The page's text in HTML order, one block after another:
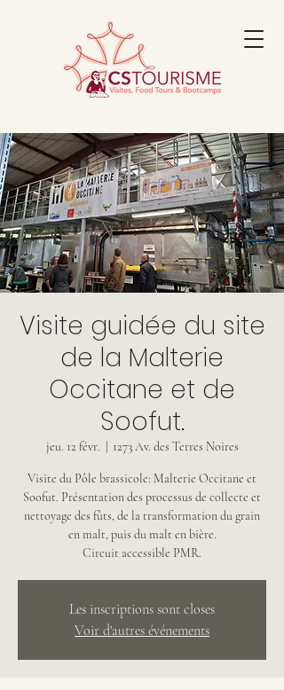
Visite guidée du site
de la Malterie
Occitane et de
Soofut.
jeu. 12 févr. 1273 Av. des Terres Noires
Visite du Pôle brassicole: Malterie Occitane et
Soofut. Présentation des processus de collecte et
nettoyage des fûts, de la transformation du grain
en malt, puis du malt en bière.
Circuit accessible PMR.
Les inscriptions sont closes
Voir d'autres événements